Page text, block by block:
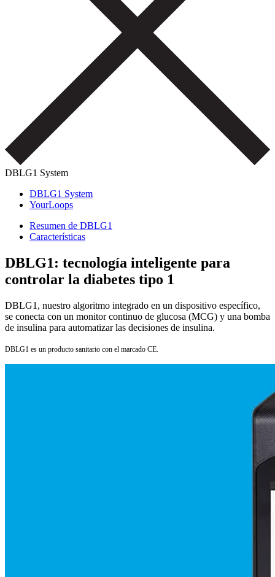
DBLG1 System
DBLG1 System
YourLoops
Resumen de DBLG1
Características
DBLG1: tecnología inteligente para
controlar la diabetes tipo 1
DBLG1, nuestro algoritmo integrado en un dispositivo específico,
se conecta con un monitor continuo de glucosa (MCG) y una bomba
de insulina para automatizar las decisiones de insulina.
DBLG1 es un producto sanitario con el marcado CE.